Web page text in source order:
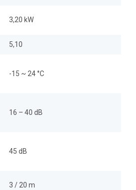
3,20 kW
5,10
-15 ~ 24 °C
16 – 40 dB
45 dB
3 / 20 m